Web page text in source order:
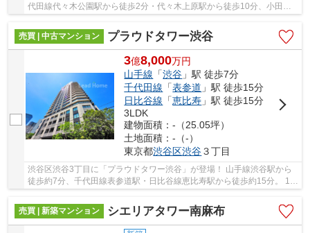
代田線代々木公園駅から徒歩2分・代々木上原駅から徒歩10分、小田急
線代々木八幡駅から徒歩2分。 2沿線3駅利用可...
売買 | 中古マンション
プラウドタワー渋谷
3億8,000万円
山手線 「渋谷 」駅 徒歩7分
千代田線 「表参道 」駅 徒歩15分
日比谷線 「恵比寿 」駅 徒歩15分
3LDK
建物面積：-（25.05坪）
土地面積：-（-）
東京都渋谷区渋谷３丁目
渋谷区渋谷3丁目に「プラウドタワー渋谷」が登場！ 山手線渋谷駅から
徒歩約7分、千代田線表参道駅・日比谷線恵比寿駅から徒歩約15分。 11
売買 | 新築マンション
シエリアタワー南麻布